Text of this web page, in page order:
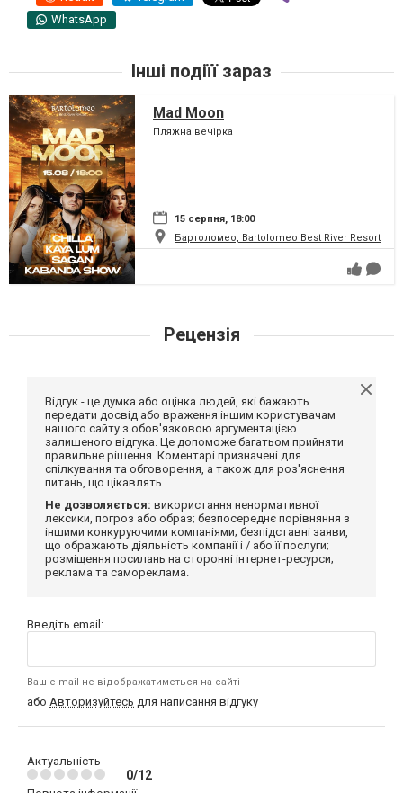
WhatsApp
Інші подіїї зараз
Mad Moon
Пляжна вечірка
15 серпня, 18:00
Бартоломео, Bartolomeo Best River Resort
Рецензія
Відгук - це думка або оцінка людей, які бажають
передати досвід або враження іншим користувачам
нашого сайту з обов'язковою аргументацією
залишеного відгука. Це допоможе багатьом прийняти
правильне рішення. Коментарі призначені для
спілкування та обговорення, а також для роз'яснення
питань, що цікавлять.
Не дозволяється: використання ненормативної
лексики, погроз або образ; безпосереднє порівняння з
іншими конкуруючими компаніями; безпідставні заяви,
що ображають діяльність компанії і / або її послуги;
розміщення посилань на сторонні інтернет-ресурси;
реклама та самореклама.
Введіть email:
Ваш e-mail не відображатиметься на сайті
або Авторизуйтесь для написання відгуку
Актуальність
0/12